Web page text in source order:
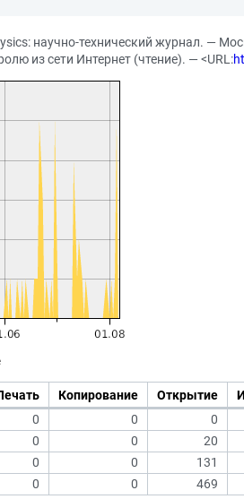
научно-технический журнал. —
из сети Интернет (чтение). — <URL:
Копирование Открытие
0 0 0
0 0 20
0 0 131
0 0 469